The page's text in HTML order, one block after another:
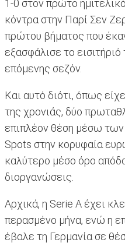
1-0 στον πρώτο
κόντρα στην Παρί Σεν
πρώτου βήματος που
εξασφάλισε το
επόμενης σεζόν.
Και αυτό διότι, όπως
της χρονιάς, δύο
επιπλέον θέση μέσω
Spots στην κορυφαία
καλύτερο μέσο όρο
διοργανώσεις.
Αρχικά, η Serie A έχει
περασμένο μήνα, ενώ η
έβαλε τη Γερμανία σε